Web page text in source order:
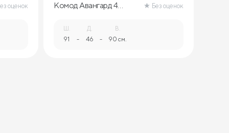
оценок
Комод Авангард 4
Без оценок
Ш.
91 -
Д.
46 -
В.
90 см.